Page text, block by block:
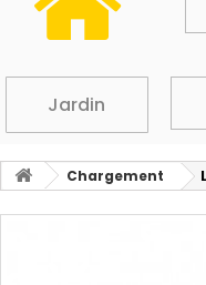
Jardin
Chargement